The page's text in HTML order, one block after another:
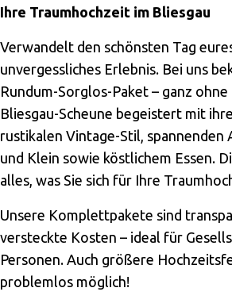
Ihre Traumhochzeit im Bliesgau
Verwandelt den schönsten Tag
unvergessliches Erlebnis. Bei uns
Rundum-Sorglos-Paket – ganz
Bliesgau-Scheune begeistert mit
rustikalen Vintage-Stil,
und Klein sowie köstlichem Essen.
alles, was Sie sich für Ihre
Unsere Komplettpakete sind
versteckte Kosten – ideal für
Personen. Auch größere
problemlos möglich!